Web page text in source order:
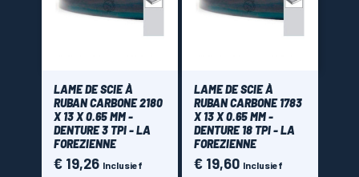
LAME DE SCIE À
RUBAN CARBONE 2180
X 13 X 0.65 MM -
DENTURE 3 TPI - LA
FOREZIENNE
Prijs
€ 19,26 Inclusief
LAME DE SCIE À
RUBAN CARBONE 1783
X 13 X 0.65 MM -
DENTURE 18 TPI - LA
FOREZIENNE
Prijs
€ 19,60 Inclusief